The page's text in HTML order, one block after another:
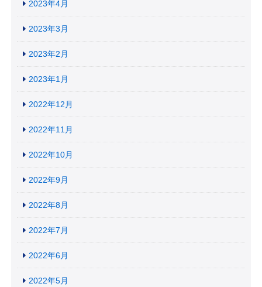
2023年4月
2023年3月
2023年2月
2023年1月
2022年12月
2022年11月
2022年10月
2022年9月
2022年8月
2022年7月
2022年6月
2022年5月